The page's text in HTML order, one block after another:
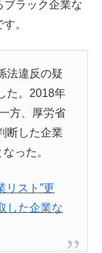
ブラック企業な
。
法違反の疑
た。2018年
方、厚労省
断した企業
った。
リスト”更
した企業な